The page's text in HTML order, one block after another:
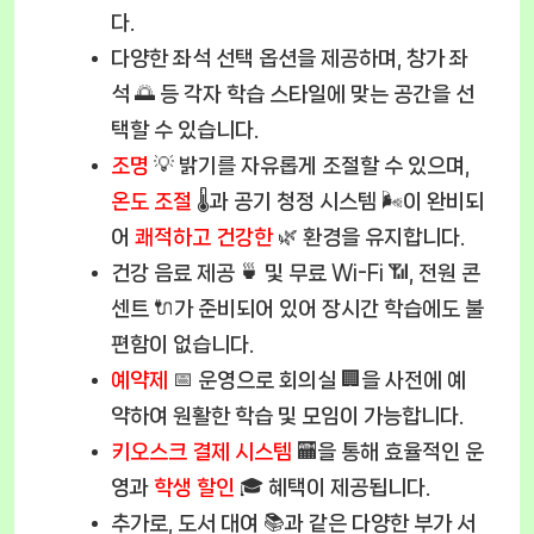
다.
다양한 좌석 선택 옵션을 제공하며, 창가 좌
석 🌅 등 각자 학습 스타일에 맞는 공간을 선
택할 수 있습니다.
조명 💡 밝기를 자유롭게 조절할 수 있으며,
온도 조절 🌡️과 공기 청정 시스템 🌬️이 완비되
어 쾌적하고 건강한🌿 환경을 유지합니다.
건강 음료 제공 🍵 및 무료 Wi-Fi 📶, 전원 콘
센트 🔌가 준비되어 있어 장시간 학습에도 불
편함이 없습니다.
예약제
📅 운영으로 회의실 🏢을 사전에 예
약하여 원활한 학습 및 모임이 가능합니다.
키오스크 결제 시스템 🏧을 통해 효율적인 운
영과 학생 할인 🎓 혜택이 제공됩니다.
추가로, 도서 대여 📚과 같은 다양한 부가 서